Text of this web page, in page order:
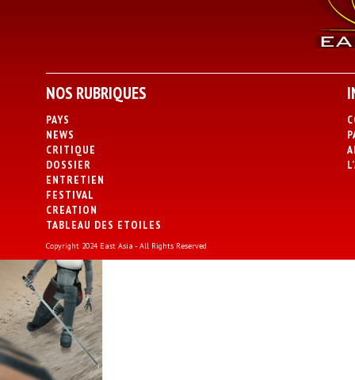
NOS RUBRIQUES
PAYS
NEWS
CRITIQUE
DOSSIER
ENTRETIEN
FESTIVAL
CREATION
TABLEAU DES ETOILES
Copyright 2024 East Asia - All Rights Reserved